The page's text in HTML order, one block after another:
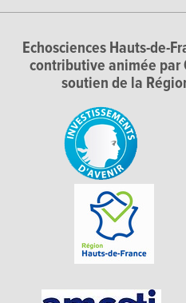
Echosciences Hauts-de-
contributive animée par
soutien de la